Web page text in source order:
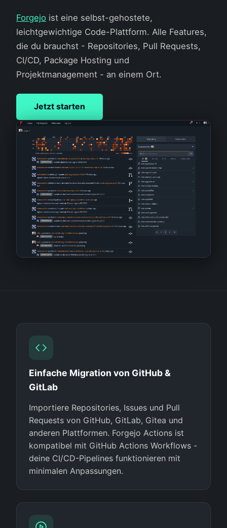
Forgejo ist eine selbst-gehostete,
leichtgewichtige Code-Plattform. Alle Features,
die du brauchst - Repositories, Pull Requests,
CI/CD, Package Hosting und
Projektmanagement - an einem Ort.
Jetzt starten
Einfache Migration von GitHub &
GitLab
Importiere Repositories, Issues und Pull
Requests von GitHub, GitLab, Gitea und
anderen Plattformen. Forgejo Actions ist
kompatibel mit GitHub Actions Workflows -
deine CI/CD-Pipelines funktionieren mit
minimalen Anpassungen.